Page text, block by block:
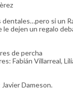
dentales…pero si un
dejen un regalo
de percha
Fabián Villarreal,
Dameson.